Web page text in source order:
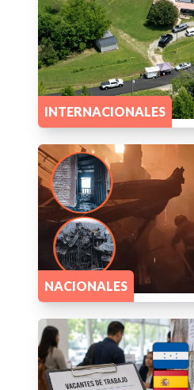
INTERNACIONALES
NACIONALES